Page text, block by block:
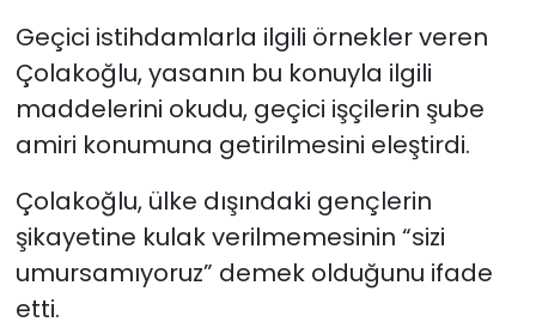
Geçici istihdamlarla ilgili örnekler veren
Çolakoğlu, yasanın bu konuyla ilgili
maddelerini okudu, geçici işçilerin şube
amiri konumuna getirilmesini eleştirdi.
Çolakoğlu, ülke dışındaki gençlerin
şikayetine kulak verilmemesinin “sizi
umursamıyoruz” demek olduğunu ifade
etti.